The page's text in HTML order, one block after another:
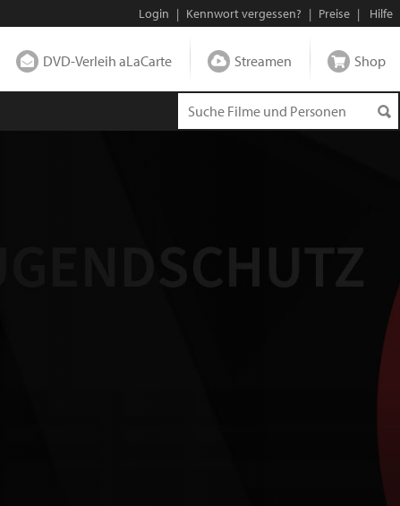
Login | Kennwort vergessen? | Preise | Hilfe
DVD-Verleih aLaCarte Streamen Shop